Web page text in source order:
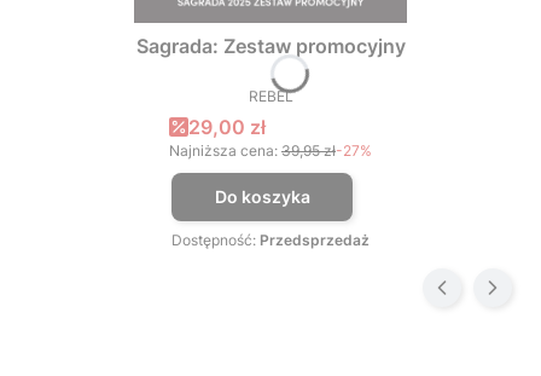
Sagrada: Zestaw promocyjny
PRODUCENT
REBEL
Cena promocyjna
29,00 zł
Najniższa cena: 39,95 zł-27%
Do koszyka
Dostępność: Przedsprzedaż